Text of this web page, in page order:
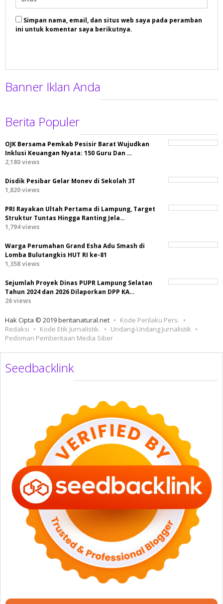
Simpan nama, email, dan situs web saya pada peramban
ini untuk komentar saya berikutnya.
Banner Iklan Anda
Berita Populer
OJK Bersama Pemkab Pesisir Barat Wujudkan
Inklusi Keuangan Nyata: 150 Guru Dan …
2,180 views
Disdik Pesibar Gelar Monev di Sekolah 3T
1,820 views
PRI Rayakan Ultah Pertama di Lampung, Target
Struktur Tuntas Hingga Ranting Jela…
1,794 views
Warga Perumahan Grand Esha Adu Smash di
Lomba Bulutangkis HUT RI ke-81
1,358 views
Sejumlah Proyek Dinas PUPR Lampung Selatan
Tahun 2024 dan 2026 Dilaporkan DPP KA…
26 views
Hak Cipta © 2019 beritanatural.net
Kode Perilaku Pers.
Redaksi
Kode Etik Jurnalistik.
Undang-Undang Jurnalistik
Pedoman Pemberitaan Media Siber
Seedbacklink